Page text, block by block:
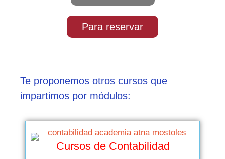
Para reservar
Te proponemos otros cursos que
impartimos por módulos:
Cursos de Contabilidad